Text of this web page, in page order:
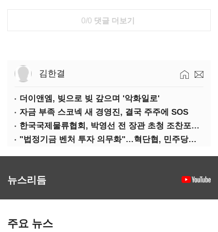
0/0 댓글 더보기
김한결
더이앤엠, 빚으로 빚 갚으며 '악화일로'
자금 부족 스코넥 새 경영진, 결국 주주에 SOS
한국국제물류협회, 박영선 전 장관 초청 조찬포럼 개최
"법정기금 벤처 투자 의무화"…혁단협, 민주당과 정책협약식 개최
뉴스리듬
주요 뉴스